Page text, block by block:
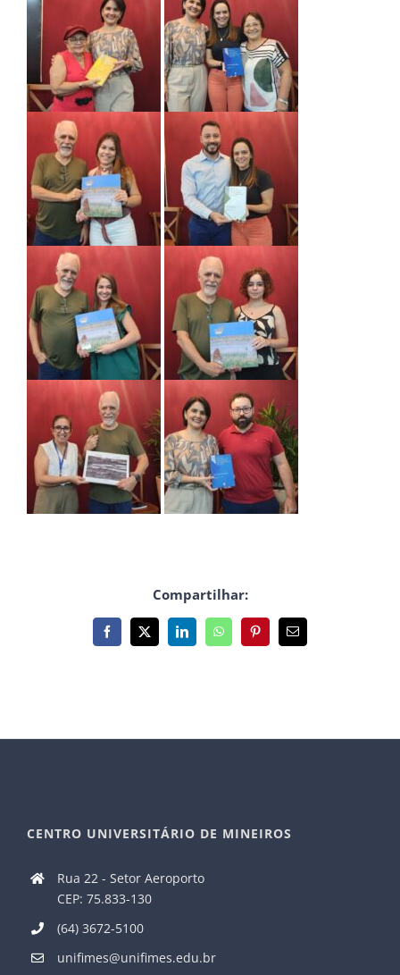
Compartilhar:
Facebook
X LinkedInWhatsAppPinterest
E-
mail
CENTRO UNIVERSITÁRIO DE MINEIROS
Rua 22 - Setor Aeroporto
CEP: 75.833-130
(64) 3672-5100
unifimes@unifimes.edu.br